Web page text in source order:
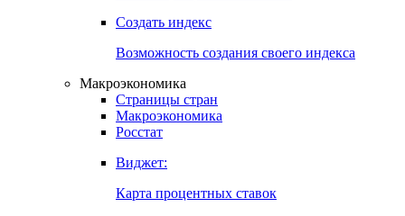
Создать индекс
Возможность создания своего индекса
Макроэкономика
Страницы стран
Макроэкономика
Росстат
Виджет:
Карта процентных ставок